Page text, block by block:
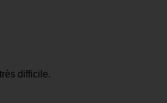
difficile.